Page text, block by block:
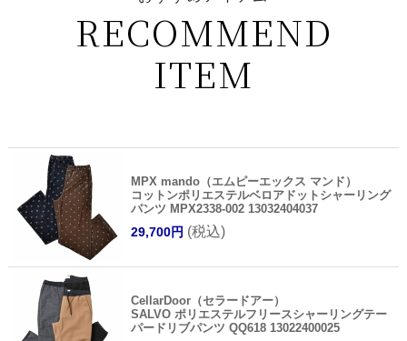
RECOMMEND
ITEM
MPX mando（エムピーエックス マンド）
コットンポリエステルベロアドットシャーリング
パンツ MPX2338-002 13032404037
29,700円 (税込)
CellarDoor（セラードアー）
SALVO ポリエステルフリースシャーリングテー
パードリブパンツ QQ618 13022400025